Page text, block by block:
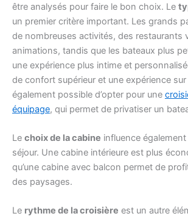
être analysés pour faire le bon choix. Le
un premier critère important. Les grands
de nombreuses activités, des restaurants
animations, tandis que les bateaux plus
une expérience plus intime et
de confort supérieur et une expérience
également possible d’opter pour une
équipage, qui permet de privatiser un
Le choix de la cabine influence
séjour. Une cabine intérieure est plus
qu’une cabine avec balcon permet de
des paysages.
Le rythme de la croisière est un autre